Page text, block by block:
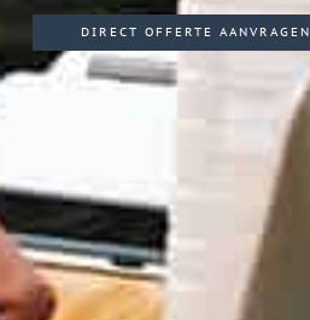
DIRECT OFFERTE AANVRAGEN